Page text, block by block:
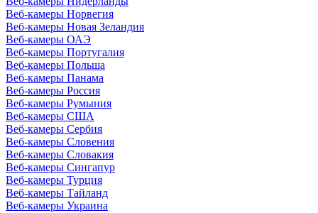
Веб-камеры Норвегия
Веб-камеры Новая Зеландия
Веб-камеры ОАЭ
Веб-камеры Португалия
Веб-камеры Польша
Веб-камеры Панама
Веб-камеры Россия
Веб-камеры Румыния
Веб-камеры США
Веб-камеры Сербия
Веб-камеры Словения
Веб-камеры Словакия
Веб-камеры Сингапур
Веб-камеры Турция
Веб-камеры Тайланд
Веб-камеры Украина